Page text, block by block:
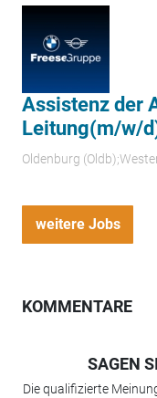
Assistenz der
Leitung(m/w/
Oldenburg
weitere Jobs
KOMMENTARE
SAGEN
Die qualifizierte